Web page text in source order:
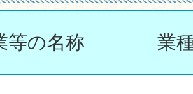
等の名称 業